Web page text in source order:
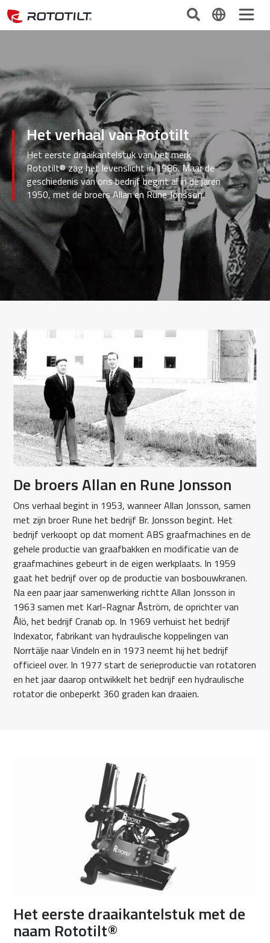
Het verhaal van Rototilt
Het eerste draaikantelstuk van het merk
Rototilt® zag het levenslicht in 1986. Maar de
geschiedenis van ons bedrijf begint al in de jaren
1950, met de broers Allan en Rune Jonsson.
De broers Allan en Rune Jonsson
Ons verhaal begint in 1953, wanneer Allan Jonsson, samen
met zijn broer Rune het bedrijf Br. Jonsson begint. Het
bedrijf verkoopt op dat moment ABS graafmachines en de
gehele productie van graafbakken en modificatie van de
graafmachines gebeurt in de eigen werkplaats. In 1959
gaat het bedrijf over op de productie van bosbouwkranen.
Na een paar jaar samenwerking richtte Allan Jonsson in
1963 samen met Karl-Ragnar Åström, de oprichter van
Ålö, het bedrijf Cranab op. In 1969 verhuist het bedrijf
Indexator, fabrikant van hydraulische koppelingen van
Norrtälje naar Vindeln en in 1973 neemt hij het bedrijf
officieel over. In 1977 start de serieproductie van rotatoren
en het jaar daarop ontwikkelt het bedrijf een hydraulische
rotator die onbeperkt 360 graden kan draaien.
Het eerste draaikantelstuk met de
naam Rototilt®